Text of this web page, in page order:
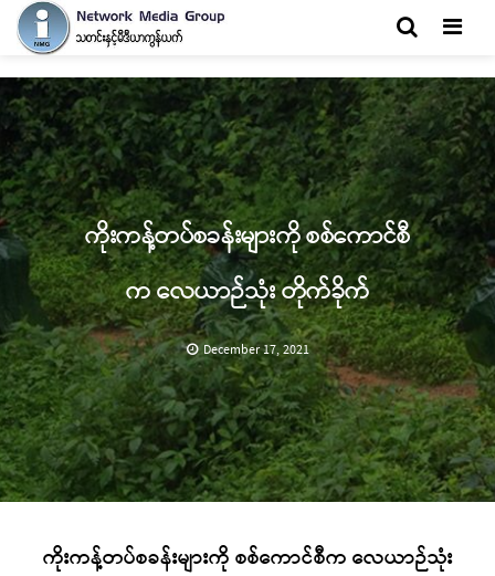
ကိုးကန့်တပ်စခန်းများကို စစ်ကောင်စီ
က လေယာဉ်သုံး တိုက်ခိုက်
December 17, 2021
ကိုးကန့်တပ်စခန်းများကို စစ်ကောင်စီက လေယာဉ်သုံး